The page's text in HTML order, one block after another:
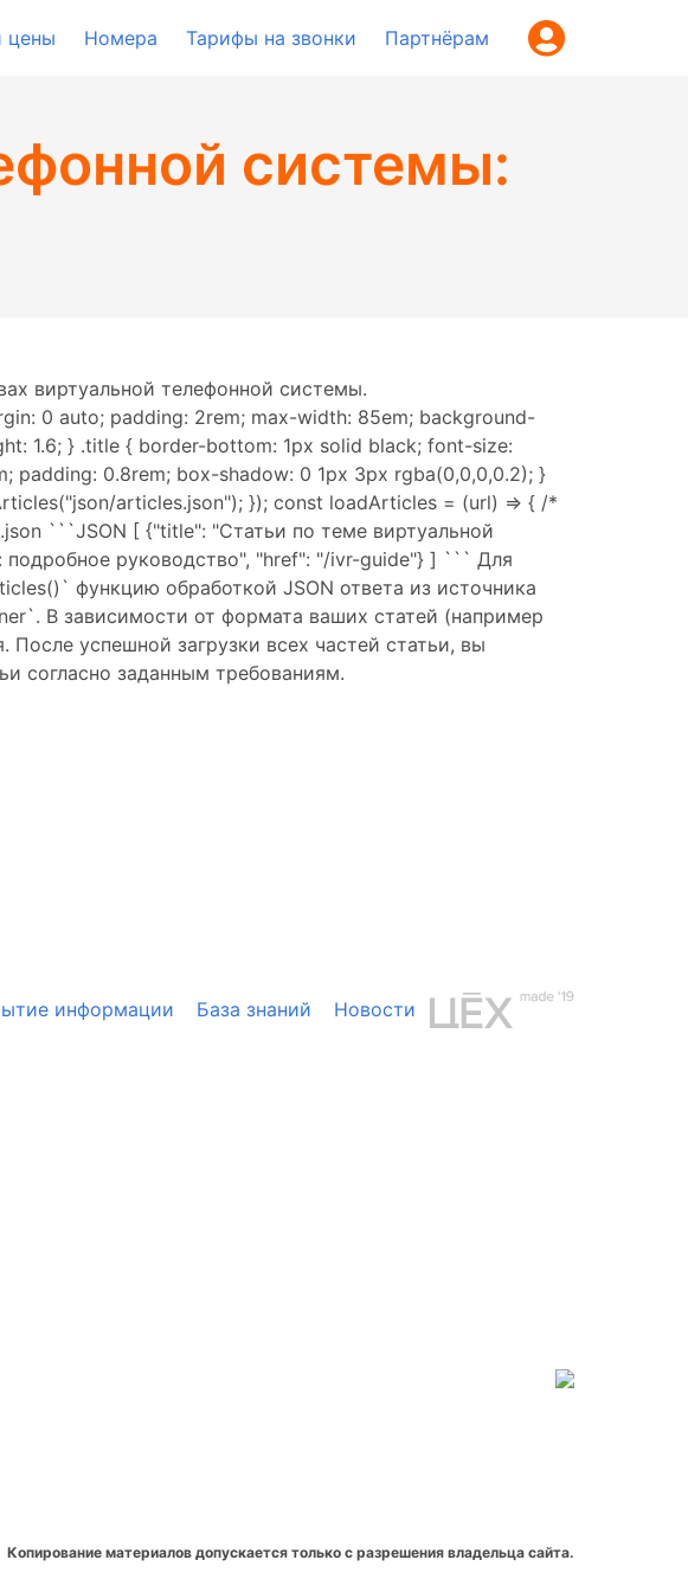
цены Номера Тарифы на звонки Партнёрам
системы:
виртуальной телефонной системы.
0 auto; padding: 2rem; max-width: 85em; background-
1.6; } .title { border-bottom: 1px solid black; font-size:
0.8rem; box-shadow: 0 1px 3px rgba(0,0,0,0.2); }
articles.json"); }); const loadArticles = (url) => { /*
```JSON [ {"title": "Статьи по теме виртуальной
подробное руководство", "href": "/ivr-guide"} ] ``` Для
функцию обработкой JSON ответа из источника
В зависимости от формата ваших статей (например
успешной загрузки всех частей статьи, вы
согласно заданным требованиям.
информации База знаний Новости
Копирование материалов допускается только с разрешения владельца сайта.